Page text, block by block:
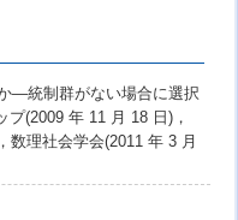
―統制群がない場合に選択
(2009 年 11 月 18 日)，
数理社会学会(2011 年 3 月